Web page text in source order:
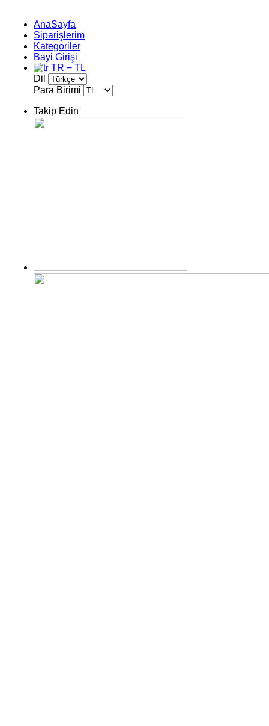
AnaSayfa
Siparişlerim
Kategoriler
Bayi Girişi
TR − TL
Dil
Para Birimi
Takip Edin